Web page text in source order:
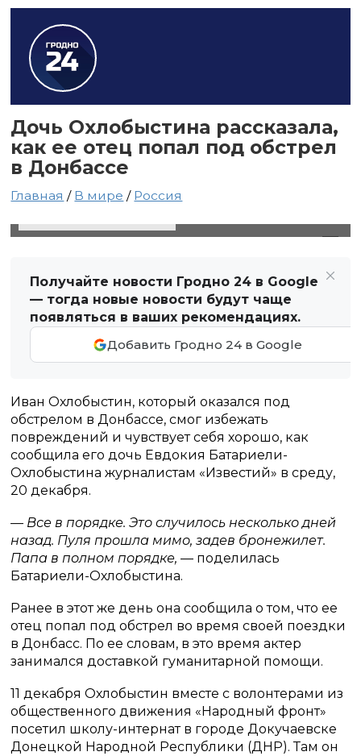
Дочь Охлобыстина рассказала,
как ее отец попал под обстрел
в Донбассе
Главная / В мире / Россия
Получайте новости Гродно 24 в Google
— тогда новые новости будут чаще
появляться в ваших рекомендациях.
Добавить Гродно 24 в Google
Иван Охлобыстин, который оказался под
обстрелом в Донбассе, смог избежать
повреждений и чувствует себя хорошо, как
сообщила его дочь Евдокия Батариели-
Охлобыстина журналистам «Известий» в среду,
20 декабря.
— Все в порядке. Это случилось несколько дней
назад. Пуля прошла мимо, задев бронежилет.
Папа в полном порядке,— поделилась
Батариели-Охлобыстина.
Ранее в этот же день она сообщила о том, что ее
отец попал под обстрел во время своей поездки
в Донбасс. По ее словам, в это время актер
занимался доставкой гуманитарной помощи.
11 декабря Охлобыстин вместе с волонтерами из
общественного движения «Народный фронт»
посетил школу-интернат в городе Докучаевске
Донецкой Народной Республики (ДНР). Там он